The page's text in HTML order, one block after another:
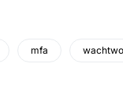
mfa